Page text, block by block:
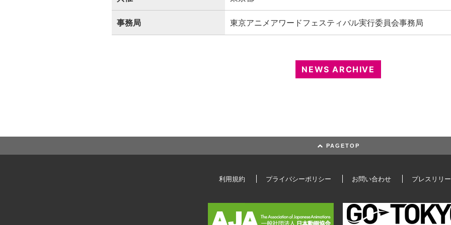
事務局 東京アニメアワードフェスティバル実行委員会事務局
NEWS ARCHIVE
PAGETOP
利用規約 プライバシーポリシー お問い合わせ プレスリリ